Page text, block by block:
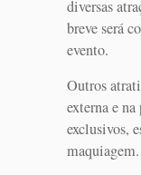
diversas
breve será
evento.
Outros
externa e
exclusivos,
maquiagem.